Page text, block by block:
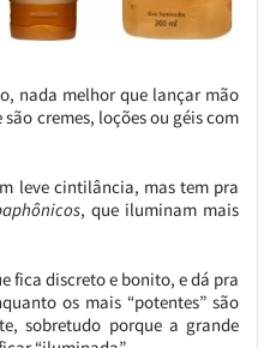
nada melhor que lançar mão
cremes, loções ou géis com
leve cintilância, mas tem pra
, que iluminam mais
fica discreto e bonito, e dá pra
os mais “potentes” são
sobretudo porque a grande